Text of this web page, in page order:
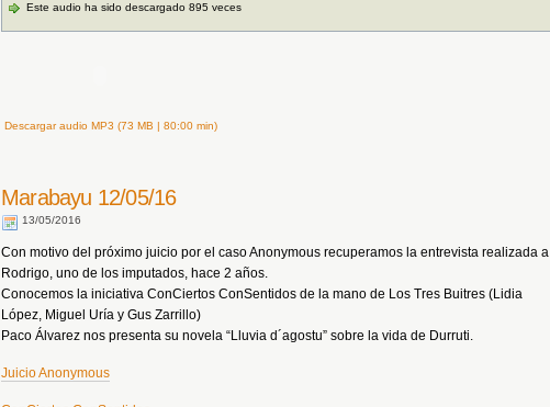
Este audio ha sido descargado 895 veces
Descargar audio MP3 (73 MB | 80:00 min)
Marabayu 12/05/16
13/05/2016
Con motivo del próximo juicio por el caso Anonymous recuperamos la entrevista realizada a
Rodrigo, uno de los imputados, hace 2 años.
Conocemos la iniciativa ConCiertos ConSentidos de la mano de Los Tres Buitres (Lidia
López, Miguel Uría y Gus Zarrillo)
Paco Álvarez nos presenta su novela “Lluvia d´agostu” sobre la vida de Durruti.
Juicio Anonymous